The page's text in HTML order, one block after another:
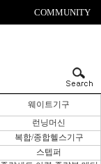
COMMUNITY
웨이트기구
런닝머신
복합/종합헬스기구
스텝퍼